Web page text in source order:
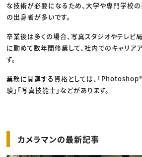
な技術が必要になるため、大学や専門学校
の出身者が多いです。
卒業後は多くの場合、写真スタジオやテレビ
に勤めて数年間修業して、社内でのキャリア
す。
業務に関連する資格としては、「
験」「写真技能士」などがあります。
カメラマンの最新記事